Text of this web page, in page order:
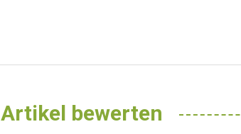
Artikel bewerten